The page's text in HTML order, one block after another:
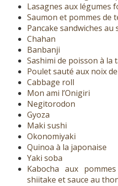
Lasagnes aux légumes
Saumon et pommes de
Pancake sandwiches
Chahan
Banbanji
Sashimi de poisson à la
Poulet sauté aux noix
Cabbage roll
Mon ami l’Onigiri
Negitorodon
Gyoza
Maki sushi
Okonomiyaki
Quinoa à la japonaise
Yaki soba
Kabocha aux
shiitake et sauce au